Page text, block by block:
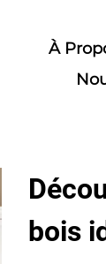
À
bois